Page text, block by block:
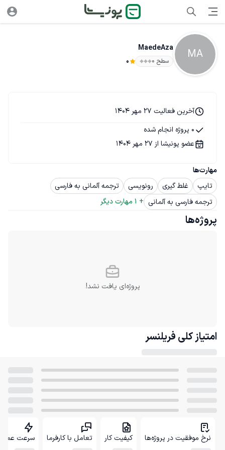
MA
MaedeAza
سطح ۰ 0
مهارت‌ها
تایپ
غلط گیری رونویسی
ترجمه آلمانی به فارسی
ترجمه فارسی به آلمانی +
1 مهارت دیگر
آخرین فعالیت 27 مهر 1404
0 پروژه انجام شده
عضو پونیشا از 27 مهر 1404
پروژه‌ها
پروژه‌ای یافت نشد!
امتیاز کلی فریلنسر
نرخ موفقیت در پروژه‌ها کیفیت کار تعامل با کارفرما سرعت عمل